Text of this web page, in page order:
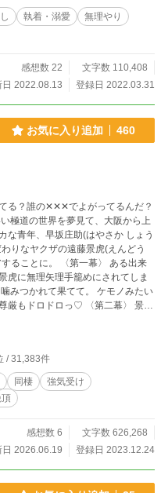
執着・溺愛
無理やり
感想数 22
文字数 110,408
日 2022.08.13
登録日 2022.03.31
お気に入り追加 460
る？誰の✕✕✕でよがってるんだ？
な青年、早坂庄助(はやさか しょう
りなヤクザの遠藤景虎(えんどう
第一幕〉 ある出来
虎に無理矢理手籠めにされてしま
みつかれて果てて。 ケモノみたい
ドロっ♡ 〈第二幕〉 景虎
助は、本格的なヤクザになるため
、景虎の独占欲は最高潮に。 二人
、庄助も大ピンチ!? 〈第四
”を巡り、彼らを取り巻く因縁の
い合うゆえにすれ違う二人は、最
助。 離れ離れの二人は、暴力と愛
見るのか？ 男たちの執念と色気香
/ 31,383件
同棲
強気受け
感想数 6
文字数 626,268
日 2026.06.19
登録日 2023.12.24